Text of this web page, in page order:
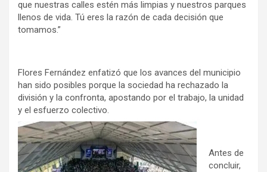
que nuestras calles estén más limpias y nuestros parques
llenos de vida. Tú eres la razón de cada decisión que
tomamos.”
Flores Fernández enfatizó que los avances del municipio
han sido posibles porque la sociedad ha rechazado la
división y la confronta, apostando por el trabajo, la unidad
y el esfuerzo colectivo.
Antes de
concluir,